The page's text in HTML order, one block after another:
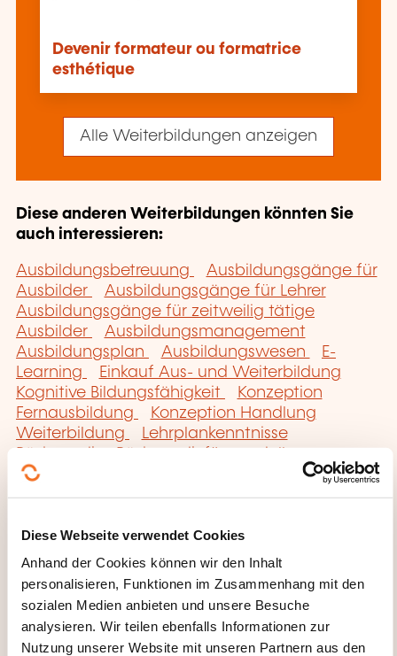
Diese Webseite verwendet Cookies
Anhand der Cookies können wir den Inhalt
personalisieren, Funktionen im Zusammenhang mit den
sozialen Medien anbieten und unsere Besuche
analysieren. Wir teilen ebenfalls Informationen zur
Nutzung unserer Website mit unseren Partnern aus den
Devenir formateur ou formatrice
esthétique
Alle Weiterbildungen anzeigen
Diese anderen Weiterbildungen könnten Sie
auch interessieren:
Ausbildungsbetreuung
Ausbildungsgänge für
Ausbilder
Ausbildungsgänge für Lehrer
Ausbildungsgänge für zeitweilig tätige
Ausbilder
Ausbildungsmanagement
Ausbildungsplan
Ausbildungswesen
E-
Learning
Einkauf Aus- und Weiterbildung
Kognitive Bildungsfähigkeit
Konzeption
Fernausbildung
Konzeption Handlung
Weiterbildung
Lehrplankenntnisse
Zielgruppen
Pädagogische Methode
Pädagogisches Instrument
Pädagogisches
Unternehmen
Verantwortlicher für die
Ausbildung